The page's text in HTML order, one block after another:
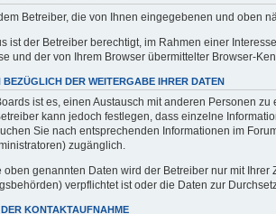
Betreiber, die von Ihnen eingegebenen und oben
ist der Betreiber berechtigt, im Rahmen einer
und der von Ihrem Browser übermittelter Browser-
BEZÜGLICH DER WEITERGABE IHRER DATEN
ist es, einen Austausch mit anderen Personen
kann jedoch festlegen, dass einzelne
Sie nach entsprechenden Informationen im
zugänglich.
oben genannten Daten wird der Betreiber nur mit
verpflichtet ist oder die Daten zur
KONTAKTAUFNAHME